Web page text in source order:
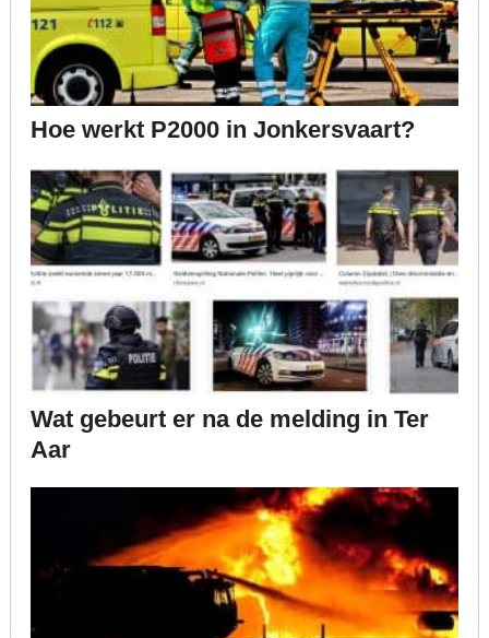
Hoe werkt P2000 in Jonkersvaart?
Wat gebeurt er na de melding in Ter
Aar